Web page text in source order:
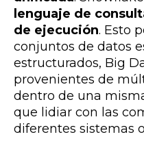
lenguaje de
de ejecución. Esto
conjuntos de datos
estructurados, Big
provenientes de
dentro de una
que lidiar con las
diferentes sistemas